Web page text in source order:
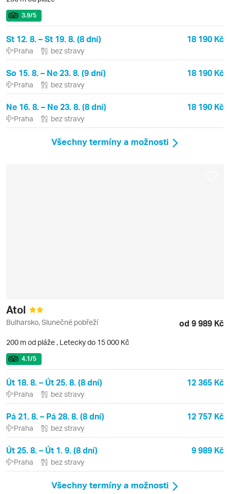
3.9/5
St 12. 8. – St 19. 8. (8 dní) 18 190 Kč
Praha bez stravy
So 15. 8. – Ne 23. 8. (9 dní) 18 190 Kč
Praha bez stravy
Ne 16. 8. – Ne 23. 8. (8 dní) 18 190 Kč
Praha bez stravy
Všechny termíny a možnosti
Atol
Bulharsko, Slunečné pobřeží od 9 989 Kč
200 m od pláže , Letecky do 15 000 Kč
4.1/5
Út 18. 8. – Út 25. 8. (8 dní) 12 365 Kč
Praha bez stravy
Pá 21. 8. – Pá 28. 8. (8 dní) 12 757 Kč
Praha bez stravy
Út 25. 8. – Út 1. 9. (8 dní) 9 989 Kč
Praha bez stravy
Všechny termíny a možnosti